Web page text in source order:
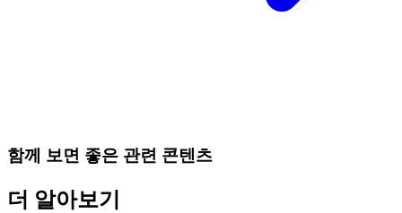
함께 보면 좋은 관련 콘텐츠
더 알아보기